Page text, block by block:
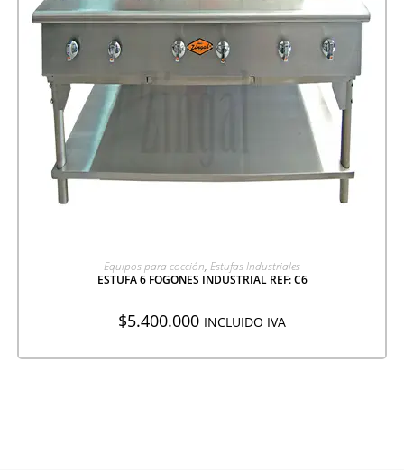
AGREGAR A COTIZACIÓN
Equipos para cocción, Estufas Industriales
ESTUFA 6 FOGONES INDUSTRIAL REF: C6
$5.400.000 INCLUIDO IVA